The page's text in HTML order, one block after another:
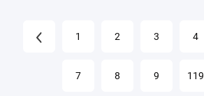
1 2 3 4
7 8 9 119